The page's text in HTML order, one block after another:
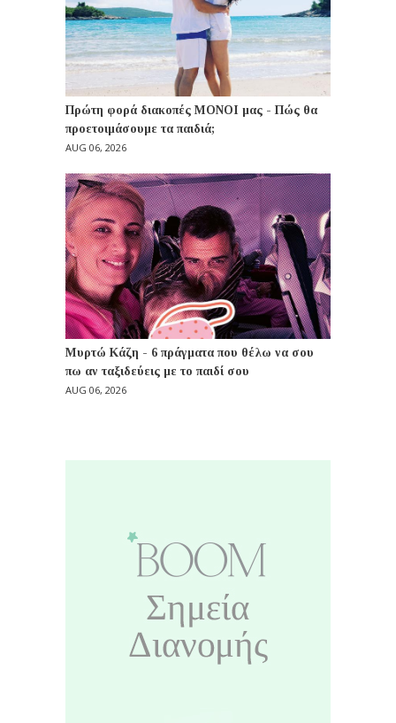
Πρώτη φορά διακοπές ΜΟΝΟΙ μας - Πώς θα
προετοιμάσουμε τα παιδιά;
AUG 06, 2026
Μυρτώ Κάζη - 6 πράγματα που θέλω να σου
πω αν ταξιδεύεις με το παιδί σου
AUG 06, 2026